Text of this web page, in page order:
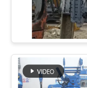
PRIVACY
POLICY